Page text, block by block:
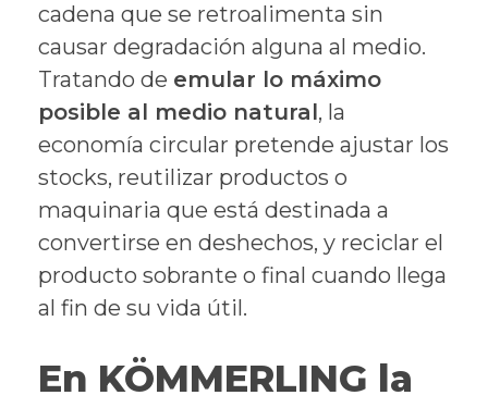
cadena que se retroalimenta sin
causar degradación alguna al medio.
Tratando de emular lo máximo
posible al medio natural, la
economía circular pretende ajustar los
stocks, reutilizar productos o
maquinaria que está destinada a
convertirse en deshechos, y reciclar el
producto sobrante o final cuando llega
al fin de su vida útil.
En KÖMMERLING la